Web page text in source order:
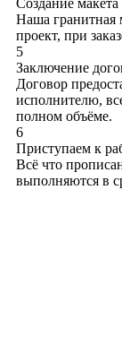
Создание макета
Наша гранитная
проект, при
5
Заключение
Договор
исполнителю,
полном объёме.
6
Приступаем к
Всё что
выполняются в